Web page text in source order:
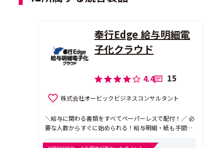
奉行Edge 給与明細電
子化クラウド
4.4 15
株式会社オービックビジネスコンサルタント
＼給与に関わる書類をすべてペーパーレスで配付！／ 必
要な人数からすぐに始められる！給与明細・紙も手間も